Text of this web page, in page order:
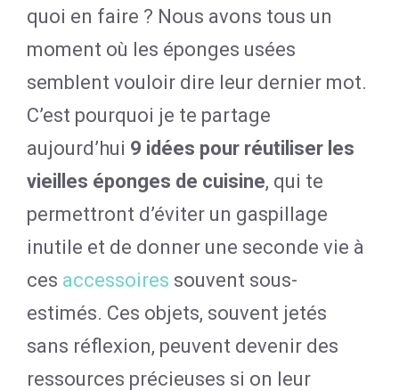
quoi en faire ? Nous avons tous un
moment où les éponges usées
semblent vouloir dire leur dernier mot.
C’est pourquoi je te partage
aujourd’hui 9 idées pour réutiliser les
vieilles éponges de cuisine, qui te
permettront d’éviter un gaspillage
inutile et de donner une seconde vie à
ces accessoires souvent sous-
estimés. Ces objets, souvent jetés
sans réflexion, peuvent devenir des
ressources précieuses si on leur